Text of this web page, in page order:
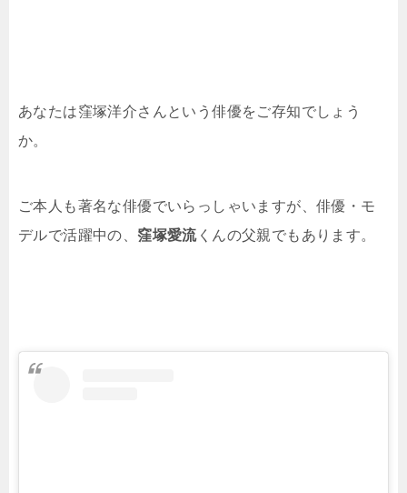
あなたは窪塚洋介さんという俳優をご存知でしょう
か。
ご本人も著名な俳優でいらっしゃいますが、俳優・モ
デルで活躍中の、窪塚愛流くんの父親でもあります。